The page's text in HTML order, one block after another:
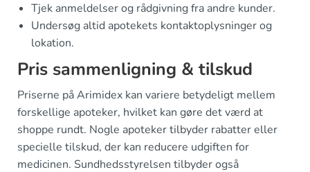
Tjek anmeldelser og rådgivning fra andre kunder.
Undersøg altid apotekets kontaktoplysninger og
lokation.
Pris sammenligning & tilskud
Priserne på Arimidex kan variere betydeligt mellem
forskellige apoteker, hvilket kan gøre det værd at
shoppe rundt. Nogle apoteker tilbyder rabatter eller
specielle tilskud, der kan reducere udgiften for
medicinen. Sundhedsstyrelsen tilbyder også